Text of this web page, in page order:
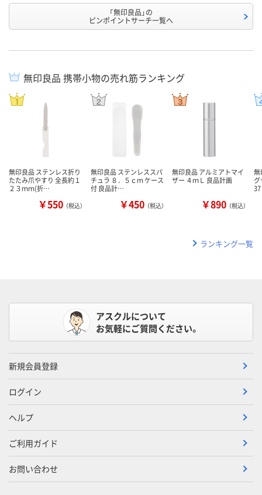
「無印良品」の
ピンポイントサーチ一覧へ
無印良品 携帯小物の売れ筋ランキング
無印良品 ステンレス折り
たたみ爪やすり 全長約１
２３ｍｍ(折…
￥550 （税込）
無印良品 ステンレススパ
チュラ ８．５ｃｍ ケース
付 良品計…
￥450 （税込）
無印良品 アルミアトマイ
ザー ４ｍＬ 良品計画
￥890 （税込）
無
ランキング一覧
アスクルについて
お気軽にご質問ください。
新規会員登録
ログイン
ヘルプ
ご利用ガイド
お問い合わせ